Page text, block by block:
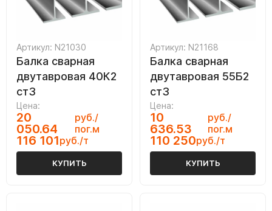
Артикул: N21030
Балка сварная
двутавровая 40К2
ст3
Цена:
20
050.64
руб./
пог.м
116 101руб./т
КУПИТЬ
Артикул: N21168
Балка сварная
двутавровая 55Б2
ст3
Цена:
10
636.53
руб./
пог.м
110 250руб./т
КУПИТЬ